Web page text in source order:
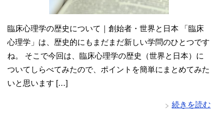
臨床心理学の歴史について｜創始者・世界と日本 「臨床
心理学」は、歴史的にもまだまだ新しい学問のひとつです
ね。 そこで今回は、臨床心理学の歴史（世界と日本）に
ついてしらべてみたので、ポイントを簡単にまとめてみた
いと思います […]
続きを読む